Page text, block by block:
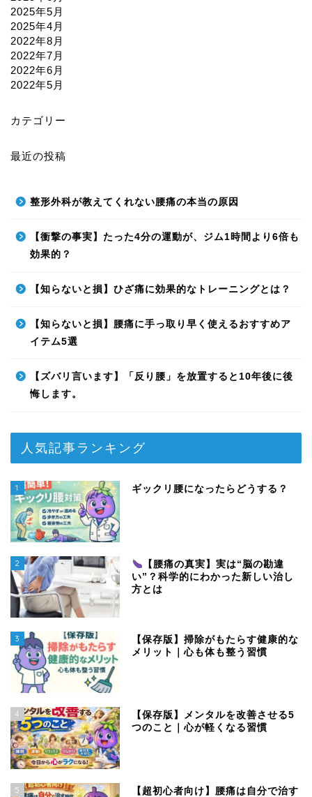
2025年5月
2025年4月
2022年8月
2022年7月
2022年6月
2022年5月
カテゴリー
最近の投稿
整形外科が教えてくれない腰痛の本当の原因
【衝撃の事実】たった4分の運動が、ジム1時間より6倍も
効果的？
【知らないと損】ひざ痛に効果的なトレーニングとは？
【知らないと損】腰痛に手っ取り早く使えるおすすめア
イテム5選
【ズバリ言います】「反り腰」を放置すると10年後に後
悔します。
人気記事ランキング
1 ギックリ腰になったらどうする？
2
【腰痛の真実】実は“脳の勘違
い”？科学的にわかった新しい治し
方とは
3
【保存版】掃除がもたらす健康的な
メリット｜心も体も整う習慣
4
【保存版】メンタルを改善させる5
つのこと｜心が軽くなる習慣
5
【超初心者向け】腰痛は自分で治す